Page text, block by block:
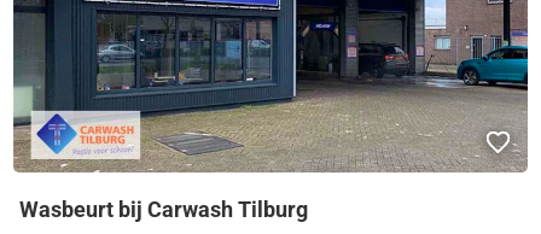
Wasbeurt bij Carwash Tilburg